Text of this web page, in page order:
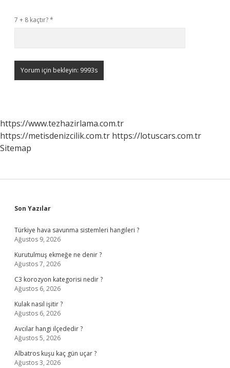
7 + 8 kaçtır?*
https://www.tezhazirlama.com.tr
https://metisdenizcilik.com.tr https://lotuscars.com.tr
Sitemap
Sidebar
Son Yazılar
Türkiye hava savunma sistemleri hangileri ?
Ağustos 9, 2026
Kurutulmuş ekmeğe ne denir ?
Ağustos 7, 2026
C3 korozyon kategorisi nedir ?
Ağustos 6, 2026
Kulak nasıl işitir ?
Ağustos 6, 2026
Avcılar hangi ilçededir ?
Ağustos 5, 2026
Albatros kuşu kaç gün uçar ?
Ağustos 3, 2026